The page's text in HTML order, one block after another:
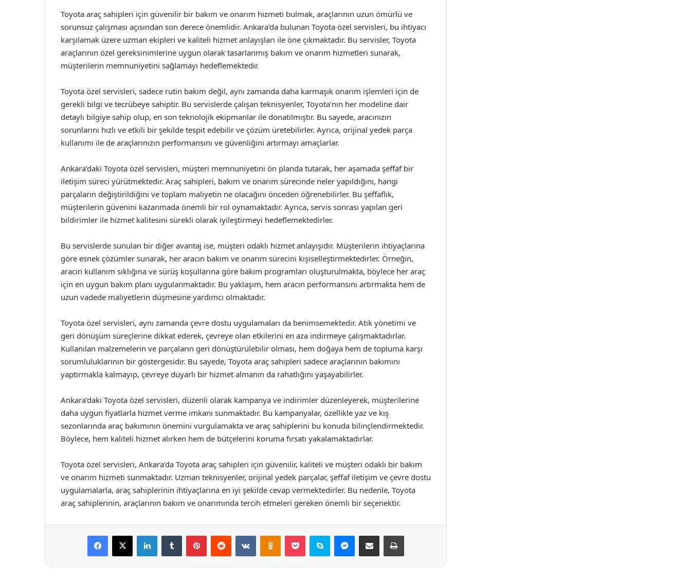
Toyota araç sahipleri için güvenilir bir bakım ve onarım hizmeti bulmak, araçlarının uzun ömürlü ve
sorunsuz çalışması açısından son derece önemlidir. Ankara’da bulunan Toyota özel servisleri, bu ihtiyacı
karşılamak üzere uzman ekipleri ve kaliteli hizmet anlayışları ile öne çıkmaktadır. Bu servisler, Toyota
araçlarının özel gereksinimlerine uygun olarak tasarlanmış bakım ve onarım hizmetleri sunarak,
müşterilerin memnuniyetini sağlamayı hedeflemektedir.
Toyota özel servisleri, sadece rutin bakım değil, aynı zamanda daha karmaşık onarım işlemleri için de
gerekli bilgi ve tecrübeye sahiptir. Bu servislerde çalışan teknisyenler, Toyota’nın her modeline dair
detaylı bilgiye sahip olup, en son teknolojik ekipmanlar ile donatılmıştır. Bu sayede, aracınızın
sorunlarını hızlı ve etkili bir şekilde tespit edebilir ve çözüm üretebilirler. Ayrıca, orijinal yedek parça
kullanımı ile de araçlarınızın performansını ve güvenliğini artırmayı amaçlarlar.
Ankara’daki Toyota özel servisleri, müşteri memnuniyetini ön planda tutarak, her aşamada şeffaf bir
iletişim süreci yürütmektedir. Araç sahipleri, bakım ve onarım sürecinde neler yapıldığını, hangi
parçaların değiştirildiğini ve toplam maliyetin ne olacağını önceden öğrenebilirler. Bu şeffaflık,
müşterilerin güvenini kazanmada önemli bir rol oynamaktadır. Ayrıca, servis sonrası yapılan geri
bildirimler ile hizmet kalitesini sürekli olarak iyileştirmeyi hedeflemektedirler.
Bu servislerde sunulan bir diğer avantaj ise, müşteri odaklı hizmet anlayışıdır. Müşterilerin ihtiyaçlarına
göre esnek çözümler sunarak, her aracın bakım ve onarım sürecini kişiselleştirmektedirler. Örneğin,
aracın kullanım sıklığına ve sürüş koşullarına göre bakım programları oluşturulmakta, böylece her araç
için en uygun bakım planı uygulanmaktadır. Bu yaklaşım, hem aracın performansını artırmakta hem de
uzun vadede maliyetlerin düşmesine yardımcı olmaktadır.
Toyota özel servisleri, aynı zamanda çevre dostu uygulamaları da benimsemektedir. Atık yönetimi ve
geri dönüşüm süreçlerine dikkat ederek, çevreye olan etkilerini en aza indirmeye çalışmaktadırlar.
Kullanılan malzemelerin ve parçaların geri dönüştürülebilir olması, hem doğaya hem de topluma karşı
sorumluluklarının bir göstergesidir. Bu sayede, Toyota araç sahipleri sadece araçlarının bakımını
yaptırmakla kalmayıp, çevreye duyarlı bir hizmet almanın da rahatlığını yaşayabilirler.
Ankara’daki Toyota özel servisleri, düzenli olarak kampanya ve indirimler düzenleyerek, müşterilerine
daha uygun fiyatlarla hizmet verme imkanı sunmaktadır. Bu kampanyalar, özellikle yaz ve kış
sezonlarında araç bakımının önemini vurgulamakta ve araç sahiplerini bu konuda bilinçlendirmektedir.
Böylece, hem kaliteli hizmet alırken hem de bütçelerini koruma fırsatı yakalamaktadırlar.
Toyota özel servisleri, Ankara’da Toyota araç sahipleri için güvenilir, kaliteli ve müşteri odaklı bir bakım
ve onarım hizmeti sunmaktadır. Uzman teknisyenler, orijinal yedek parçalar, şeffaf iletişim ve çevre dostu
uygulamalarla, araç sahiplerinin ihtiyaçlarına en iyi şekilde cevap vermektedirler. Bu nedenle, Toyota
araç sahiplerinin, araçlarının bakım ve onarımında tercih etmeleri gereken önemli bir seçenektir.
Facebook
X LinkedInTumblr PinterestReddit VKontakteOdnoklassniki
Pocket Skype Messenger
E-Posta ile paylaş Yazdır